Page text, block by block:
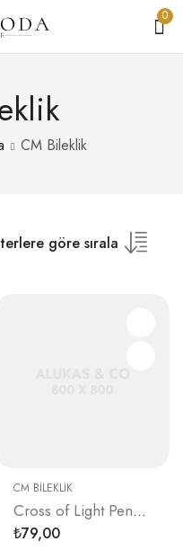
0
CM Bileklik
göre sırala
CM BILEKLIK
Cross of Light Pendant
₺79,00